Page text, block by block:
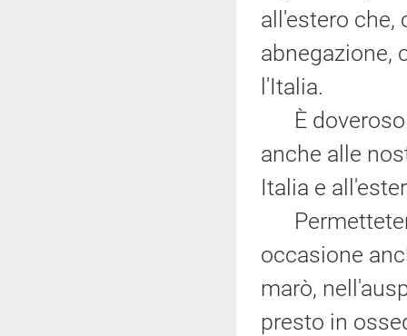
all'estero
abnegazione,
l'Italia.
È doveroso
anche alle
Italia e
occasione
marò,
presto in